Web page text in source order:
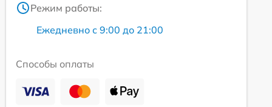
Режим работы:
Ежедневно с 9:00 до 21:00
Способы оплаты